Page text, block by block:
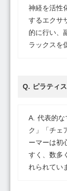
神経を活性
するエクサ
的に行い、
ラックスを
ピラティ
代表的な
ク」「チェ
ーマーは初
すく、数多
れられてい